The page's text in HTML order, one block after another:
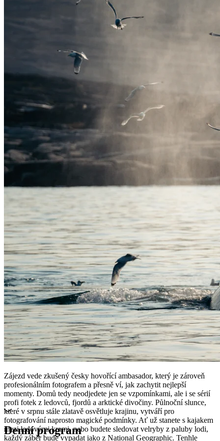
Zájezd vede zkušený česky hovořící ambasador, který je zároveň
profesionálním fotografem a přesně ví, jak zachytit nejlepší
momenty. Domů tedy neodjedete jen se vzpomínkami, ale i se sérií
profi fotek z ledovců, fjordů a arktické divočiny. Půlnoční slunce,
které v srpnu stále zlatavě osvětluje krajinu, vytváří pro
fotografování naprosto magické podmínky. Ať už stanete s kajakem
mezi ledovými krami, nebo budete sledovat velryby z paluby lodi,
každý záběr bude vypadat jako z National Geographic. Tenhle
Denní program